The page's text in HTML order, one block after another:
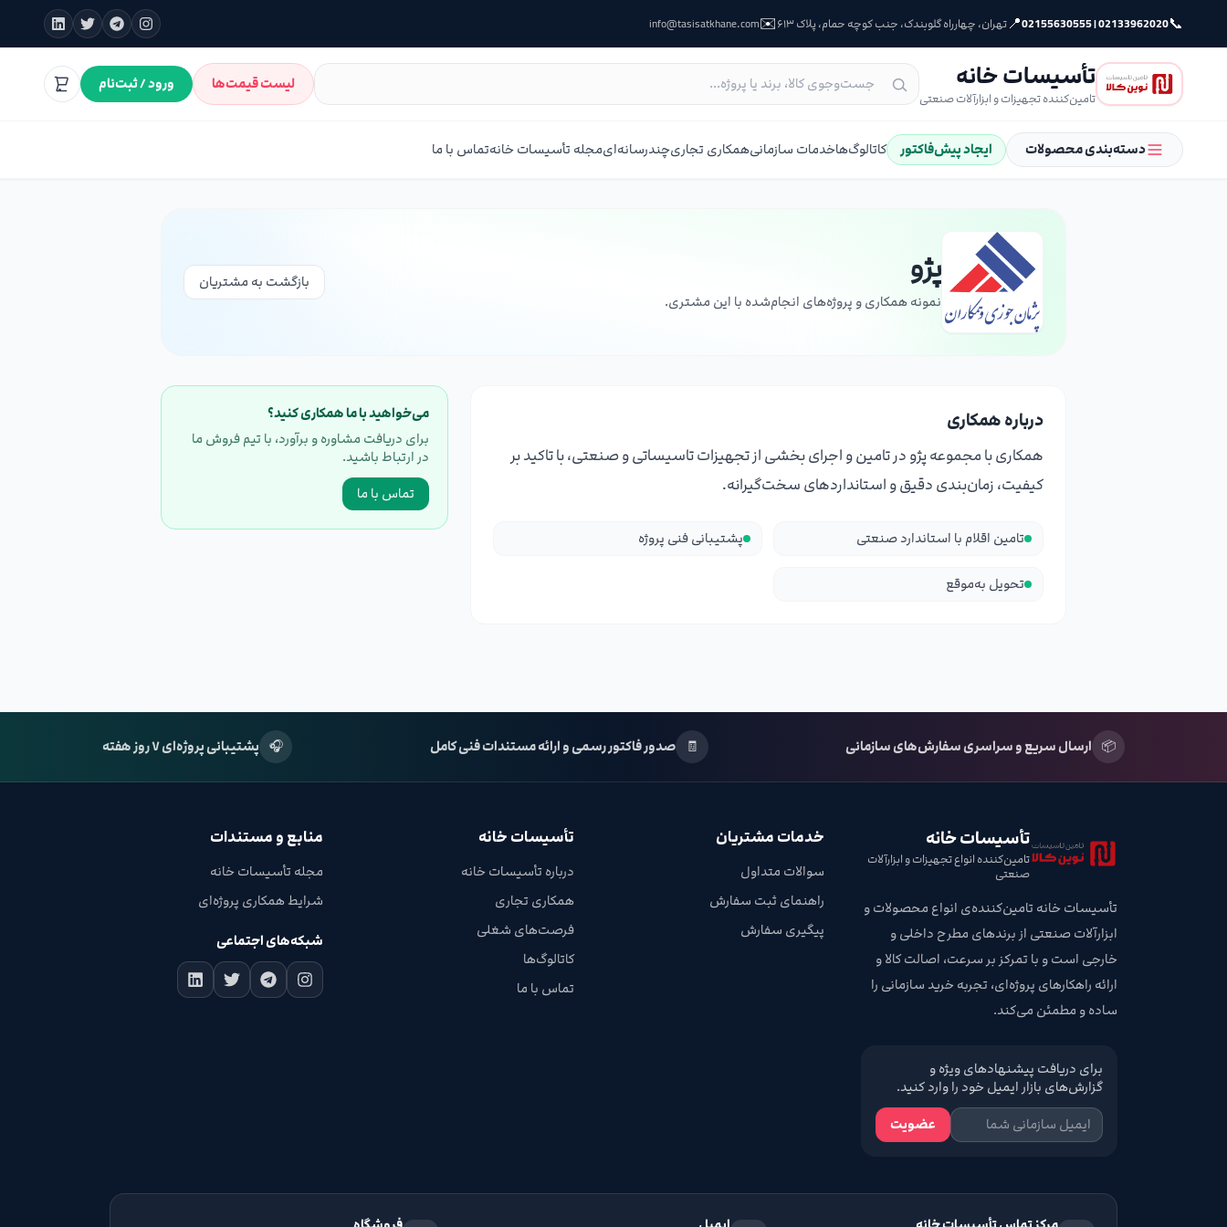
📞
02133962020 | 02155630555
📍تهران، چهارراه گلوبندک، جنب کوچه حمام، پلاک ۶۱۳ ✉️
info@tasisatkhane.com
تأسیسات خانه
تامین‌کننده تجهیزات و ابزارآلات صنعتی
لیست قیمت‌ها ورود / ثبت‌نام
دسته‌بندی محصولات ایجاد پیش‌فاکتور کاتالوگ‌هاخدمات سازمانیهمکاری تجاریچندرسانه‌ایمجله تأسیسات خانهتماس با ما
پژو
نمونه همکاری و پروژه‌های انجام‌شده با این مشتری.
بازگشت به مشتریان
درباره همکاری
همکاری با مجموعه پژو در تامین و اجرای بخشی از تجهیزات تاسیساتی و صنعتی، با تاکید بر
کیفیت، زمان‌بندی دقیق و استانداردهای سخت‌گیرانه.
تامین اقلام با استاندارد صنعتی پشتیبانی فنی پروژه
تحویل به‌موقع
می‌خواهید با ما همکاری کنید؟
برای دریافت مشاوره و برآورد، با تیم فروش ما
در ارتباط باشید.
تماس با ما
📦 ارسال سریع و سراسری سفارش‌های سازمانی 🧾 صدور فاکتور رسمی و ارائه مستندات فنی کامل 🎧 پشتیبانی پروژه‌ای ۷ روز هفته
تأسیسات خانه
تامین‌کننده انواع تجهیزات و ابزارآلات
صنعتی
تأسیسات خانه تامین‌کننده‌ی انواع محصولات و
ابزارآلات صنعتی از برندهای مطرح داخلی و
خارجی است و با تمرکز بر سرعت، اصالت کالا و
ارائه راهکارهای پروژه‌ای، تجربه خرید سازمانی را
ساده و مطمئن می‌کند.
برای دریافت پیشنهادهای ویژه و
گزارش‌های بازار ایمیل خود را وارد کنید.
عضویت
خدمات مشتریان
سوالات متداول
راهنمای ثبت سفارش
پیگیری سفارش
تأسیسات خانه
درباره تأسیسات خانه
همکاری تجاری
فرصت‌های شغلی
کاتالوگ‌ها
تماس با ما
منابع و مستندات
مجله تأسیسات خانه
شرایط همکاری پروژه‌ای
شبکه‌های اجتماعی